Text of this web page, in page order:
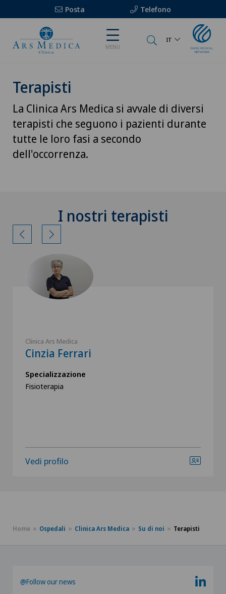
Posta Telefono
MENU
IT
Terapisti
La Clinica Ars Medica si avvale di diversi
terapisti che seguono i pazienti durante
tutte le loro fasi a secondo
dell'occorrenza.
I nostri terapisti
Clinica Ars Medica
Cinzia Ferrari
Specializzazione
Fisioterapia
Vedi profilo
Home Ospedali Clinica Ars Medica Su di noi Terapisti
@Follow our news